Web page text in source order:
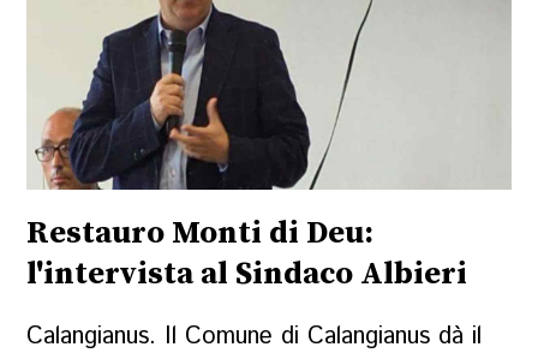
Restauro Monti di Deu:
l'intervista al Sindaco Albieri
Calangianus. Il Comune di Calangianus dà il